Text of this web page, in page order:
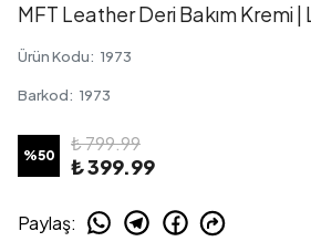
MFT Leather Deri Bakım Kremi
Ürün Kodu: 1973
Barkod: 1973
%50
₺ 799.99
₺ 399.99
Paylaş: